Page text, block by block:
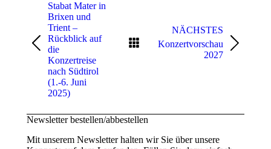
Vorheriger
Beitrag:
Stabat Mater in
Brixen und
Trient –
Rückblick auf
die
Konzertreise
nach Südtirol
(1.-6. Juni
2025)
NÄCHSTES
Nächster
Konzertvorschau
2027
Newsletter bestellen/abbestellen
Mit unserem Newsletter halten wir Sie über unsere